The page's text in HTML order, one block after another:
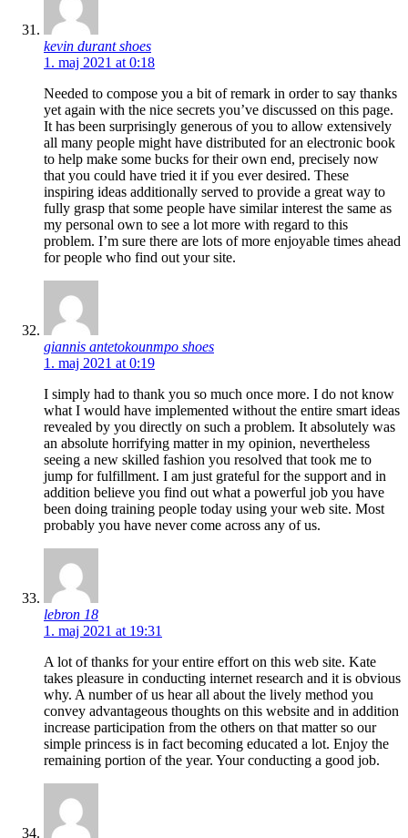
kevin durant shoes
1. maj 2021 at 0:18
Needed to compose you a bit of remark in order to say thanks
yet again with the nice secrets you’ve discussed on this page.
It has been surprisingly generous of you to allow extensively
all many people might have distributed for an electronic book
to help make some bucks for their own end, precisely now
that you could have tried it if you ever desired. These
inspiring ideas additionally served to provide a great way to
fully grasp that some people have similar interest the same as
my personal own to see a lot more with regard to this
problem. I’m sure there are lots of more enjoyable times ahead
for people who find out your site.
giannis antetokounmpo shoes
1. maj 2021 at 0:19
I simply had to thank you so much once more. I do not know
what I would have implemented without the entire smart ideas
revealed by you directly on such a problem. It absolutely was
an absolute horrifying matter in my opinion, nevertheless
seeing a new skilled fashion you resolved that took me to
jump for fulfillment. I am just grateful for the support and in
addition believe you find out what a powerful job you have
been doing training people today using your web site. Most
probably you have never come across any of us.
lebron 18
1. maj 2021 at 19:31
A lot of thanks for your entire effort on this web site. Kate
takes pleasure in conducting internet research and it is obvious
why. A number of us hear all about the lively method you
convey advantageous thoughts on this website and in addition
increase participation from the others on that matter so our
simple princess is in fact becoming educated a lot. Enjoy the
remaining portion of the year. Your conducting a good job.